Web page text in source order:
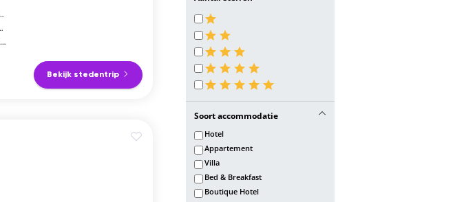
Bekijk stedentrip
Soort accommodatie
Hotel
Appartement
Villa
Bed & Breakfast
Boutique Hotel